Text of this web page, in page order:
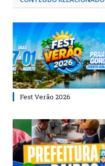
Fest Verão 2026